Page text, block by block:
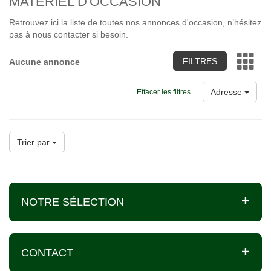
Retrouvez ici la liste de toutes nos annonces d'occasion, n’hésitez
pas à nous contacter si besoin.
Aucune annonce FILTRES
Effacer les filtres Adresse
Trier par
NOTRE SÉLECTION
CONTACT